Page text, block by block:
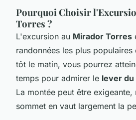
Pourquoi Choisir
Torres ?
L'excursion au Mirador Torres
randonnées les plus
tôt le matin, vous pourrez
temps pour admirer le lever du
La montée peut être exigeante,
sommet en vaut largement la